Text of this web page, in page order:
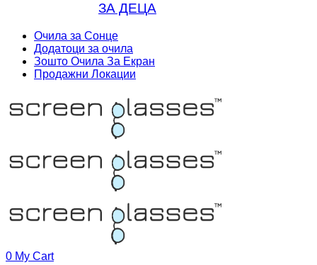
ЗА ДЕЦА
Очила за Сонце
Додатоци за очила
Зошто Очила За Екран
Продажни Локации
0 My Cart